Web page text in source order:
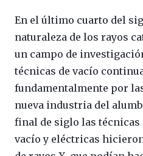
En el último cuarto del
naturaleza de los rayos
un campo de
técnicas de vacío
fundamentalmente por
nueva industria del
final de siglo las técnicas
vacío y eléctricas